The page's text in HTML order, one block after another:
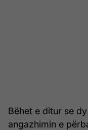
Bëhet e ditur se
angazhimin e